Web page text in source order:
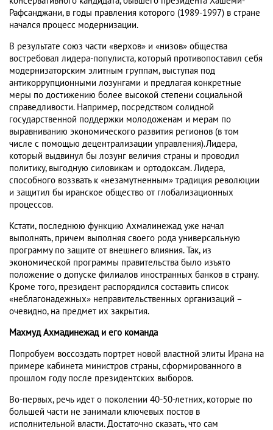
Рафсанджани, в годы правления которого (1989-1997) в стране
начался процесс модернизации.
В результате союз части «верхов» и «низов» общества
востребовал лидера-популиста, который противопоставил себя
модернизаторским элитным группам, выступая под
антикоррупционными лозунгами и предлагая конкретные
меры по достижению более высокой степени социальной
справедливости. Например, посредством солидной
государственной поддержки молодоженам и мерам по
выравниванию экономического развития регионов (в том
числе с помощью децентрализации управления).Лидера,
который выдвинул бы лозунг величия страны и проводил
политику, выгодную силовикам и ортодоксам. Лидера,
способного воззвать к «незамутненным» традиция революции
и защитил бы иранское общество от глобализационных
процессов.
Кстати, последнюю функцию Ахмалинежад уже начал
выполнять, причем выполняя своего рода универсальную
программу по защите от внешнего влияния. Так, из
экономической программы правительства было изъято
положение о допуске филиалов иностранных банков в страну.
Кроме того, президент распорядился составить список
«неблагонадежных» неправительственных организаций –
очевидно, на предмет их закрытия.
Махмуд Ахмадинежад и его команда
Попробуем воссоздать портрет новой властной элиты Ирана на
примере кабинета министров страны, сформированного в
прошлом году после президентских выборов.
Во-первых, речь идет о поколении 40-50-летних, которые по
большей части не занимали ключевых постов в
исполнительной власти. Достаточно сказать, что сам